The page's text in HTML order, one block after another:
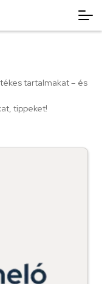
tartalmakat – és
tippeket!